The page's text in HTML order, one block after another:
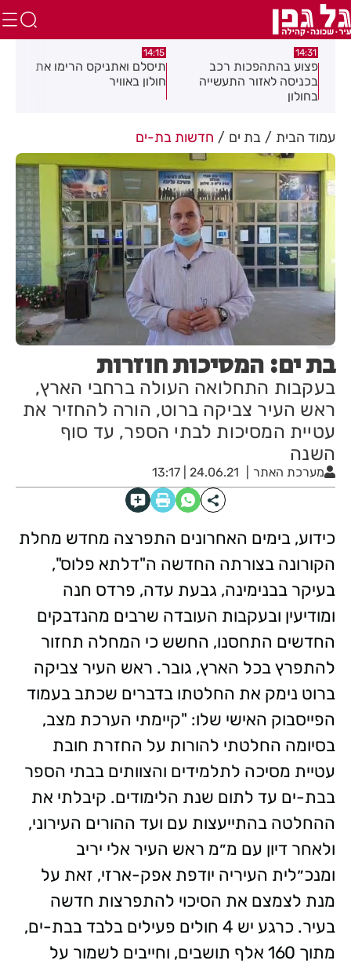
14:31
פצוע בהתהפכות רכב
בכניסה לאזור התעשייה
בחולון
14:15
תיסלם ואתניקס הרימו את
חולון באוויר
עמוד הבית בת ים חדשות בת-ים
בת ים: המסיכות חוזרות
בעקבות התחלואה העולה ברחבי הארץ,
ראש העיר צביקה ברוט, הורה להחזיר את
עטיית המסיכות לבתי הספר, עד סוף
השנה
מערכת האתר 24.06.21 | 13:17
כידוע, בימים האחרונים התפרצה מחדש מחלת
הקורונה בצורתה החדשה ה"דלתא פלוס",
בעיקר בבנימינה, גבעת עדה, פרדס חנה
ומודיעין ובעקבות העובדה שרבים מהנדבקים
החדשים התחסנו, החשש כי המחלה תחזור
להתפרץ בכל הארץ, גובר. ראש העיר צביקה
ברוט נימק את החלטתו בדברים שכתב בעמוד
הפייסבוק האישי שלו: "קיימתי הערכת מצב,
בסיומה החלטתי להורות על החזרת חובת
עטיית מסיכה לתלמידים והצוותים בבתי הספר
בבת-ים עד לתום שנת הלימודים. קיבלתי את
ההחלטה בהתייעצות עם ועד ההורים העירוני,
ולאחר דיון עם מ״מ ראש העיר אלי יריב
ומנכ״לית העיריה יודפת אפק-ארזי, זאת על
מנת לצמצם את הסיכוי להתפרצות חדשה
בעיר. כרגע יש 4 חולים פעילים בלבד בבת-ים,
מתוך 160 אלף תושבים, וחייבים לשמור על